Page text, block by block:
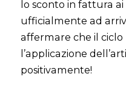
lo sconto in fattura
ufficialmente ad
affermare che il
l’applicazione
positivamente!